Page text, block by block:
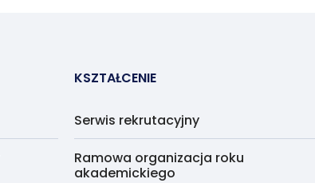
KSZTAŁCENIE
Serwis rekrutacyjny
Ramowa organizacja roku
akademickiego